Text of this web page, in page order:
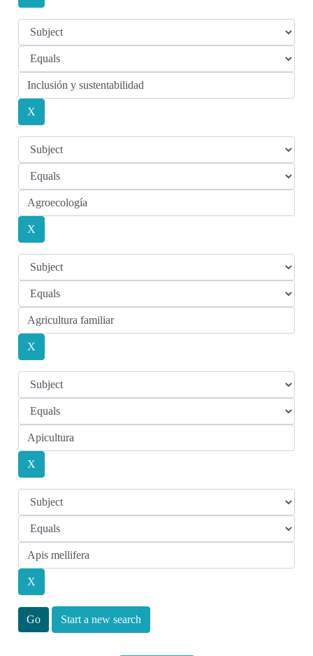
Start a new search